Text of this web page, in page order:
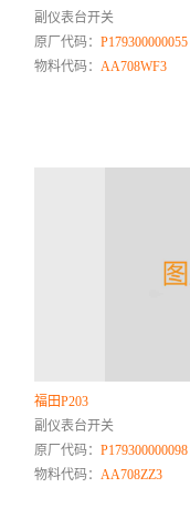
副仪表台开关
原厂代码：P179300000055
物料代码： AA708WF3
福田P203
副仪表台开关
原厂代码：P179300000098
物料代码： AA708ZZ3